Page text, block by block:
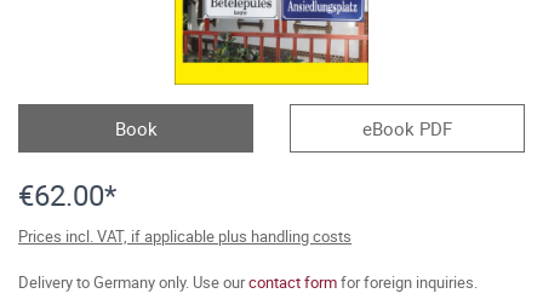
Book eBook PDF
€62.00*
Prices incl. VAT, if applicable plus handling costs
Delivery to Germany only. Use ourcontact formfor foreign inquiries.